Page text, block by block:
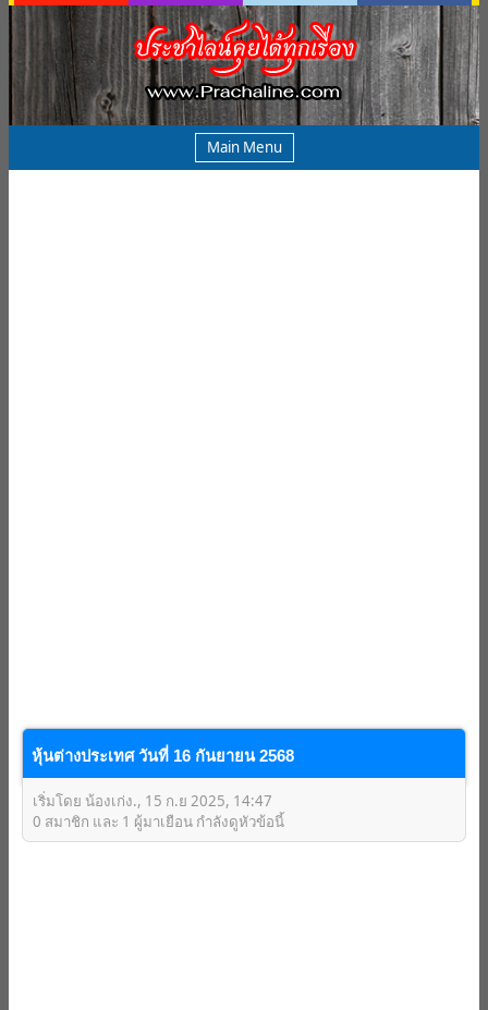
Main Menu
หุ้นต่างประเทศ วันที่ 16 กันยายน 2568
เริ่มโดย น้องเก่ง., 15 ก.ย 2025, 14:47
0 สมาชิก และ 1 ผู้มาเยือน กำลังดูหัวข้อนี้